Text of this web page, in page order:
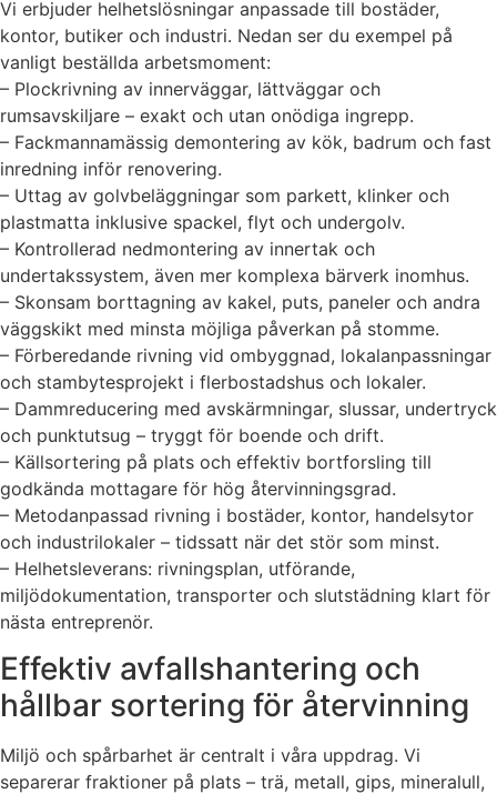
Vi erbjuder helhetslösningar anpassade till bostäder,
kontor, butiker och industri. Nedan ser du exempel på
vanligt beställda arbetsmoment:
– Plockrivning av innerväggar, lättväggar och
rumsavskiljare – exakt och utan onödiga ingrepp.
– Fackmannamässig demontering av kök, badrum och fast
inredning inför renovering.
– Uttag av golvbeläggningar som parkett, klinker och
plastmatta inklusive spackel, flyt och undergolv.
– Kontrollerad nedmontering av innertak och
undertakssystem, även mer komplexa bärverk inomhus.
– Skonsam borttagning av kakel, puts, paneler och andra
väggskikt med minsta möjliga påverkan på stomme.
– Förberedande rivning vid ombyggnad, lokalanpassningar
och stambytesprojekt i flerbostadshus och lokaler.
– Dammreducering med avskärmningar, slussar, undertryck
och punktutsug – tryggt för boende och drift.
– Källsortering på plats och effektiv bortforsling till
godkända mottagare för hög återvinningsgrad.
– Metodanpassad rivning i bostäder, kontor, handelsytor
och industrilokaler – tidssatt när det stör som minst.
– Helhetsleverans: rivningsplan, utförande,
miljödokumentation, transporter och slutstädning klart för
nästa entreprenör.
Effektiv avfallshantering och
hållbar sortering för återvinning
Miljö och spårbarhet är centralt i våra uppdrag. Vi
separerar fraktioner på plats – trä, metall, gips, mineralull,